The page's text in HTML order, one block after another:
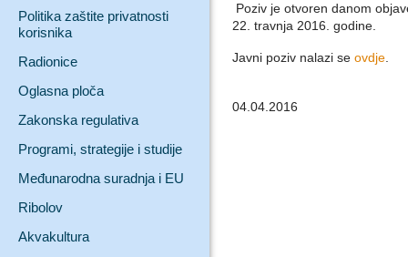
Politika zaštite privatnosti
korisnika
Radionice
Oglasna ploča
Zakonska regulativa
Programi, strategije i studije
Međunarodna suradnja i EU
Ribolov
Akvakultura
Poziv je otvoren danom
22. travnja 2016. godine.
Javni poziv nalazi se ovdje
04.04.2016